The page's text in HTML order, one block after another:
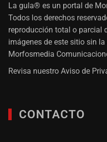
La gula® es un portal de
Todos los derechos
reproducción total o parcial
imágenes de este sitio sin
Morfosmedia
Revisa nuestroAviso de
CONTACTO